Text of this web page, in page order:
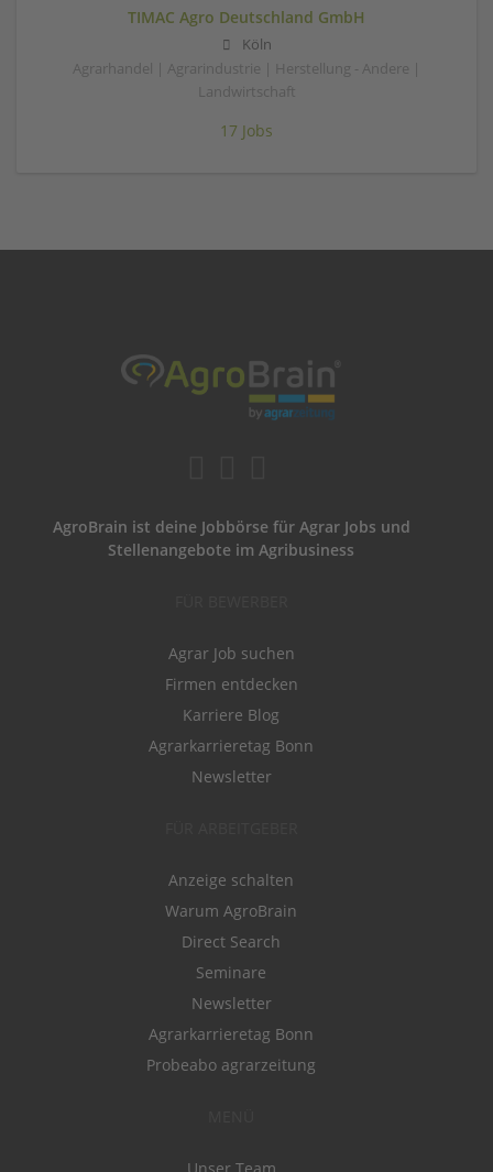
TIMAC Agro Deutschland GmbH
Köln
Agrarhandel | Agrarindustrie | Herstellung - Andere |
Landwirtschaft
17 Jobs
AgroBrain ist deine Jobbörse für Agrar Jobs und
Stellenangebote im Agribusiness
Agrar Job suchen
Firmen entdecken
Karriere Blog
Agrarkarrieretag Bonn
Newsletter
Anzeige schalten
Warum AgroBrain
Direct Search
Seminare
Newsletter
Agrarkarrieretag Bonn
Probeabo agrarzeitung